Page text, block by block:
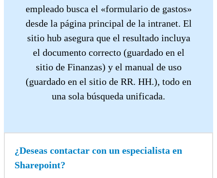
empleado busca el «formulario de gastos»
desde la página principal de la intranet. El
sitio hub asegura que el resultado incluya
el documento correcto (guardado en el
sitio de Finanzas) y el manual de uso
(guardado en el sitio de RR. HH.), todo en
una sola búsqueda unificada.
¿Deseas contactar con un especialista en
Sharepoint?